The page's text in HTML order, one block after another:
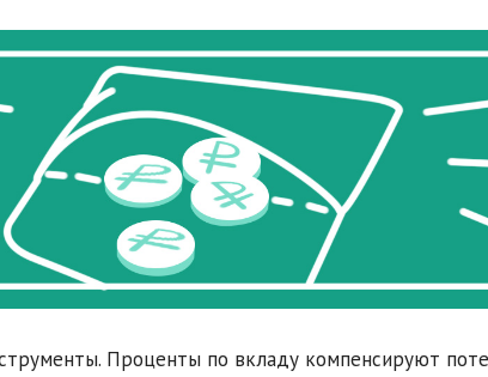
Проценты по вкладу компенсируют